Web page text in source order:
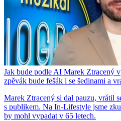
Jak bude podle AI Marek Ztracený
zpěvák bude fešák i se šedinami a
Marek Ztracený si dal pauzu, vrátil
s publikem. Na In-Lifestyle jsme
by mohl vypadat v 65 letech.